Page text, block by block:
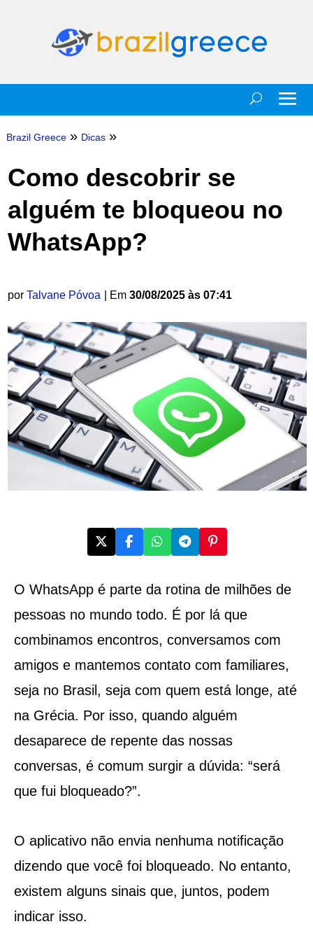
Brazil Greece » Dicas »
Como descobrir se
alguém te bloqueou no
WhatsApp?
por Talvane Póvoa | Em 30/08/2025 às 07:41
O WhatsApp é parte da rotina de milhões de
pessoas no mundo todo. É por lá que
combinamos encontros, conversamos com
amigos e mantemos contato com familiares,
seja no Brasil, seja com quem está longe, até
na Grécia. Por isso, quando alguém
desaparece de repente das nossas
conversas, é comum surgir a dúvida: “será
que fui bloqueado?”.
O aplicativo não envia nenhuma notificação
dizendo que você foi bloqueado. No entanto,
existem alguns sinais que, juntos, podem
indicar isso.